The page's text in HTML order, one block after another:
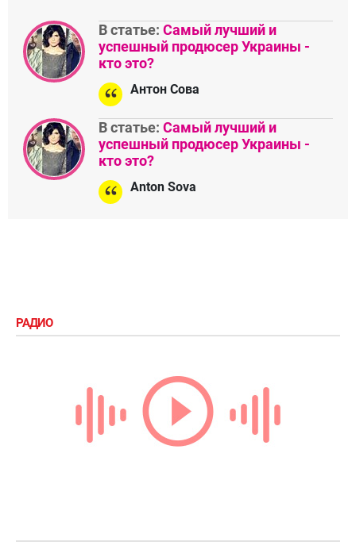
В статье: Самый лучший и
успешный продюсер Украины -
кто это?
Антон Сова
В статье: Самый лучший и
успешный продюсер Украины -
кто это?
Anton Sova
РАДИО